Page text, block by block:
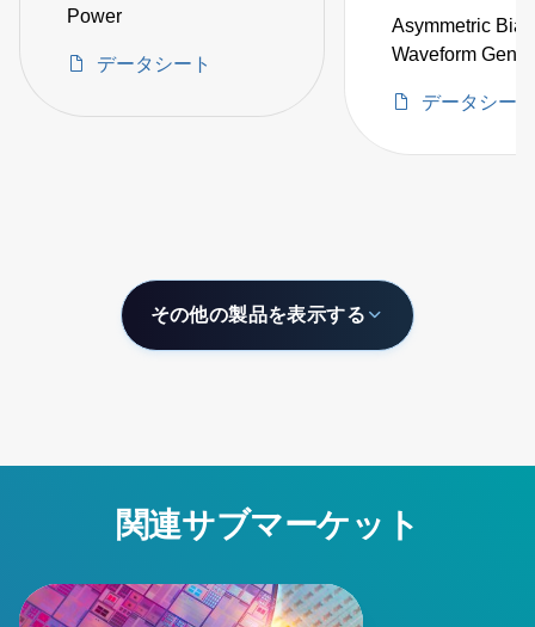
Power
データシート
Asymmetric Bias
Waveform
データシート
その他の製品を表示する
関連サブマーケット